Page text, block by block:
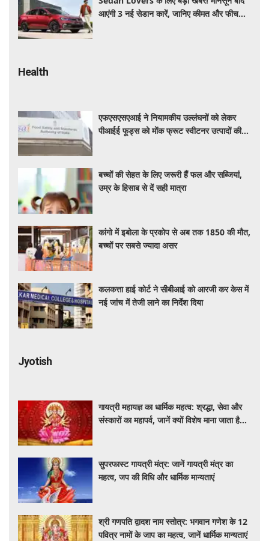
आएंगी 3 नई सेडान कारें, जानिए कीमत और फीचर्स
Health
एफएसएसएआई ने नियामकीय उल्लंघनों को लेकर
पीआईई फूड्स को मोंक फ्रूट स्वीटनर उत्पादों की
बच्चों की सेहत के लिए जरूरी हैं फल और सब्जियां,
उम्र के हिसाब से दें सही मात्रा
कांगो में इबोला के प्रकोप से अब तक 1850 की मौत,
बच्चों पर सबसे ज्यादा असर
कलकत्ता हाई कोर्ट ने सीबीआई को आरजी कर केस में
नई जांच में तेजी लाने का निर्देश दिया
Jyotish
गायत्री महायज्ञ का धार्मिक महत्व: श्रद्धा, सेवा और
संस्कारों का महापर्व, जानें क्यों विशेष माना जाता है
सुपरफास्ट गायत्री मंत्र: जानें गायत्री मंत्र का
महत्व, जप की विधि और धार्मिक मान्यताएं
श्री गणपति द्वादश नाम स्तोत्र: भगवान गणेश के 12
पवित्र नामों के जाप का महत्व, जानें धार्मिक मान्यताएं